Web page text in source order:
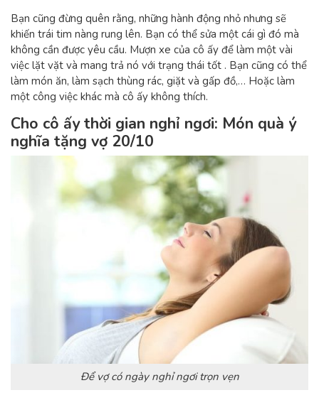
Bạn cũng đừng quên rằng, những hành động nhỏ nhưng sẽ
khiến trái tim nàng rung lên. Bạn có thể sửa một cái gì đó mà
không cần được yêu cầu. Mượn xe của cô ấy để làm một vài
việc lặt vặt và mang trả nó với trạng thái tốt . Bạn cũng có thể
làm món ăn, làm sạch thùng rác, giặt và gấp đồ,… Hoặc làm
một công việc khác mà cô ấy không thích.
Cho cô ấy thời gian nghỉ ngơi: Món quà ý
nghĩa tặng vợ 20/10
Để vợ có ngày nghỉ ngơi trọn vẹn